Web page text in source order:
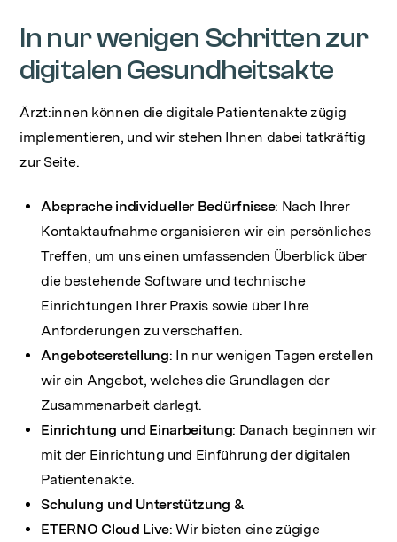
In nur wenigen Schritten zur
digitalen Gesundheitsakte
Ärzt:innen können die digitale Patientenakte zügig
implementieren, und wir stehen Ihnen dabei tatkräftig
zur Seite.
Absprache individueller Bedürfnisse: Nach Ihrer
Kontaktaufnahme organisieren wir ein persönliches
Treffen, um uns einen umfassenden Überblick über
die bestehende Software und technische
Einrichtungen Ihrer Praxis sowie über Ihre
Anforderungen zu verschaffen.
Angebotserstellung: In nur wenigen Tagen erstellen
wir ein Angebot, welches die Grundlagen der
Zusammenarbeit darlegt.
Einrichtung und Einarbeitung: Danach beginnen wir
mit der Einrichtung und Einführung der digitalen
Patientenakte.
Schulung und Unterstützung &
ETERNO Cloud Live: Wir bieten eine zügige